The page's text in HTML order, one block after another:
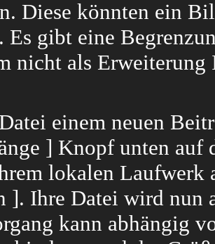
Diese könnten ein
Es gibt eine
nicht als
einem neuen
] Knopf unten auf
lokalen
]. Ihre Datei wird nun
kann abhängig